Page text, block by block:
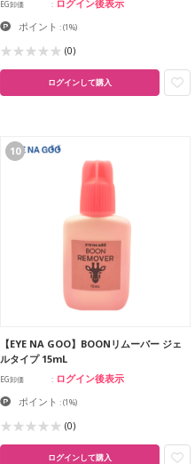
EG卸価 ログイン後表示
ポイント :(1%)
(0)
ログインして購入
10
【EYE NA GOO】BOONリムーバー ジェ
ルタイプ 15mL
EG卸価 ログイン後表示
ポイント :(1%)
(0)
ログインして購入